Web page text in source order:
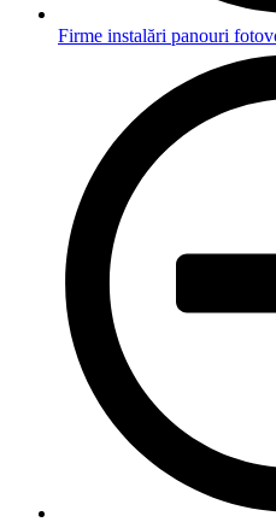
Firme instalări panouri